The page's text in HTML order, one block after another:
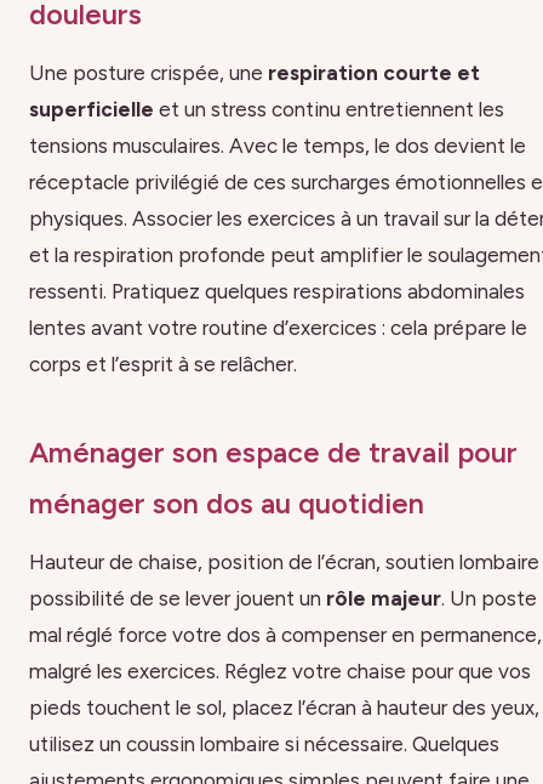
douleurs
Une posture crispée, une respiration courte et
superficielle et un stress continu entretiennent les
tensions musculaires. Avec le temps, le dos devient le
réceptacle privilégié de ces surcharges émotionnelles
physiques. Associer les exercices à un travail sur la
et la respiration profonde peut amplifier le
ressenti. Pratiquez quelques respirations abdominales
lentes avant votre routine d’exercices : cela prépare le
corps et l’esprit à se relâcher.
Aménager son espace de travail pour
ménager son dos au quotidien
Hauteur de chaise, position de l’écran, soutien
possibilité de se lever jouent un rôle majeur. Un poste
mal réglé force votre dos à compenser en permanence,
malgré les exercices. Réglez votre chaise pour que vos
pieds touchent le sol, placez l’écran à hauteur des
utilisez un coussin lombaire si nécessaire. Quelques